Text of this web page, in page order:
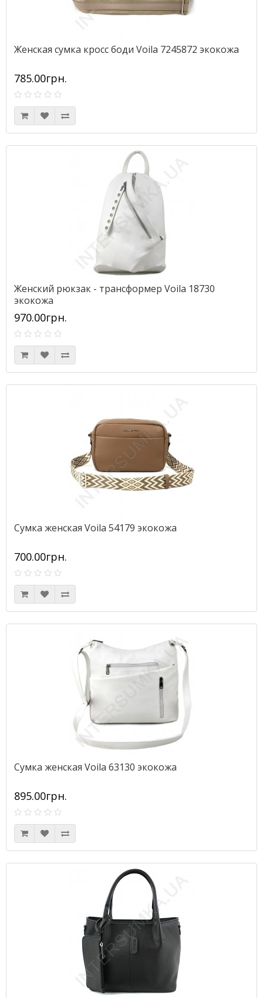
Женская сумка кросс боди Voila 7245872 экокожа
785.00грн.
Женский рюкзак - трансформер Voila 18730
экокожа
970.00грн.
Сумка женская Voila 54179 экокожа
700.00грн.
Сумка женская Voila 63130 экокожа
895.00грн.